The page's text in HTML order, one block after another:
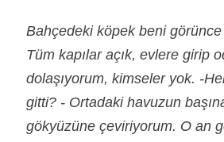
Bahçedeki köpek beni görünce
Tüm kapılar açık, evlere girip
dolaşıyorum, kimseler yok. -
gitti? - Ortadaki havuzun
gökyüzüne çeviriyorum. O an